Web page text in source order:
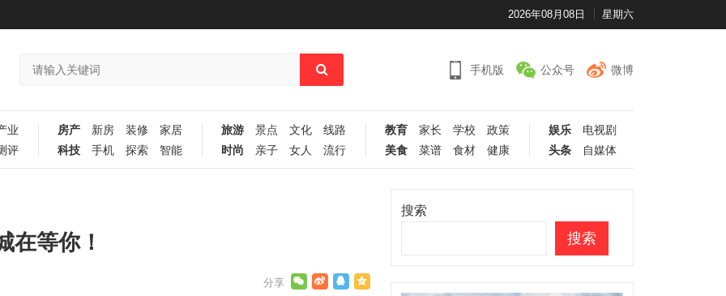
2026年08月08日 星期六
手机版 公众号 微博
业
评
房产 新房 装修
家居
科技
手机 探索 智能
旅游 景点 文化
线路
时尚
亲子 女人 流行
教育 家长 学校
政策
美食
菜谱 食材 健康
娱乐
电视剧
头条
自媒体
在等你！
搜索
搜索